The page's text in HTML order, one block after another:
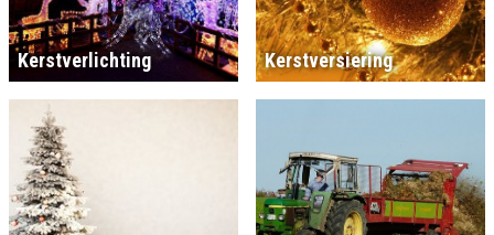
Kerstverlichting Kerstversiering